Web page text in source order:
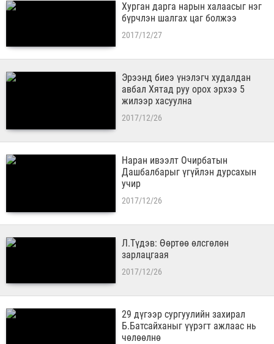
Хурган дарга нарын халаасыг нэг
бүрчлэн шалгах цаг болжээ
2017/12/27
Эрээнд биеэ үнэлэгч худалдан
авбал Хятад руу орох эрхээ 5
жилээр хасуулна
2017/12/26
Наран ивээлт Очирбатын
Дашбалбарыг үгүйлэн дурсахын
учир
2017/12/26
Л.Түдэв: Өөртөө өлсгөлөн
зарлацгаая
2017/12/26
29 дүгээр сургуулийн захирал
Б.Батсайханыг үүрэгт ажлаас нь
чөлөөлнө